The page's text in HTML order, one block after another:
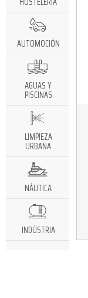
AUTOMOCIÓN
AGUAS Y
PISCINAS
LIMPIEZA
URBANA
NÁUTICA
INDÚSTRIA